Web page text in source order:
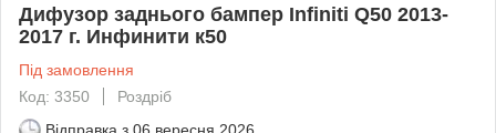
Дифузор заднього бампер Infiniti Q50 2013-
2017 г. Инфинити к50
Під замовлення
Код: 3350
Роздріб
Відправка з 06 вересня 2026